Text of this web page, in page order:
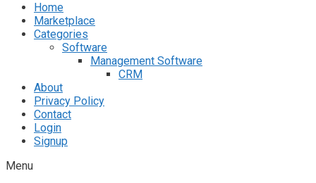
Home
Marketplace
Categories
Software
Management Software
CRM
About
Privacy Policy
Contact
Login
Signup
Menu